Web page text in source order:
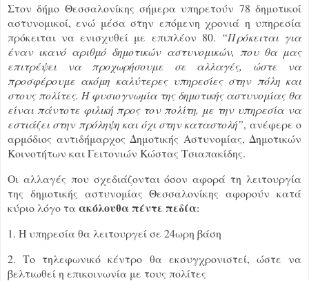
Στον δήμο Θεσσαλονίκης σήμερα υπηρετούν 78 δημοτικοί
αστυνομικοί, ενώ μέσα στην επόμενη χρονιά η υπηρεσία
πρόκειται να ενισχυθεί με επιπλέον 80. “Πρόκειται για
έναν ικανό αριθμό δημοτικών αστυνομικών, που θα μας
επιτρέψει να προχωρήσουμε σε αλλαγές, ώστε να
προσφέρουμε ακόμη καλύτερες υπηρεσίες στην πόλη και
στους πολίτες. Η φυσιογνωμία της δημοτικής αστυνομίας θα
είναι πάντοτε φιλική προς τον πολίτη, με την υπηρεσία να
εστιάζει στην πρόληψη και όχι στην καταστολή”, ανέφερε ο
αρμόδιος αντιδήμαρχος Δημοτικής Αστυνομίας, Δημοτικών
Κοινοτήτων και Γειτονιών Κώστας Τσιαπακίδης.
Οι αλλαγές που σχεδιάζονται όσον αφορά τη λειτουργία
της δημοτικής αστυνομίας Θεσσαλονίκης αφορούν κατά
κύριο λόγο ταακόλουθα πέντε πεδία:
1. Η υπηρεσία θα λειτουργεί σε 24ωρη βάση
2. Το τηλεφωνικό κέντρο θα εκσυγχρονιστεί, ώστε να
βελτιωθεί η επικοινωνία με τους πολίτες